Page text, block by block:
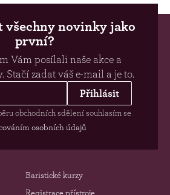
všechny novinky jako
první?
Vám posílali naše akce a
Stačí zadat váš e-mail a je to.
Přihlásit
obchodních sdělení souhlasím se
osobních údajů
Baristické kurzy
Registrace přístroje